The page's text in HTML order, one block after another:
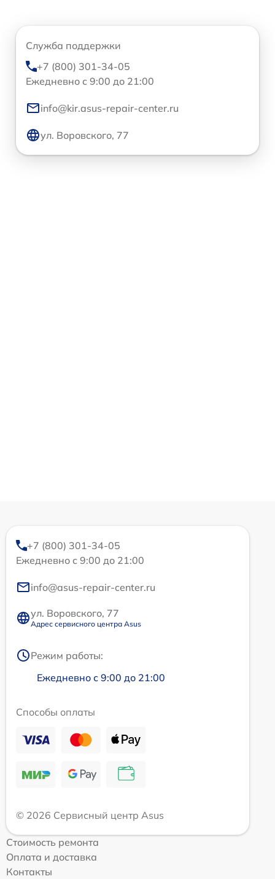
Служба поддержки
+7 (800) 301-34-05
Ежедневно с 9:00 до 21:00
info@kir.asus-repair-center.ru
ул. Воровского, 77
+7 (800) 301-34-05
Ежедневно с 9:00 до 21:00
info@asus-repair-center.ru
ул. Воровского, 77
Адрес сервисного центра Asus
Режим работы:
Ежедневно с 9:00 до 21:00
Способы оплаты
© 2026 Сервисный центр Asus
Стоимость ремонта
Оплата и доставка
Контакты